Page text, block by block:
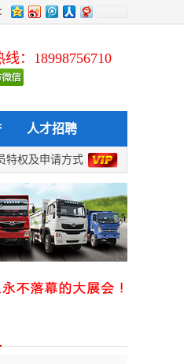
候 全方位给力
：18998756710
人才招聘
特权及申请方式